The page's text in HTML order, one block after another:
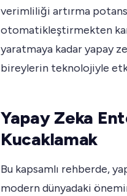
verimliliği artırma
otomatikleştirmekten
yaratmaya kadar yapay
bireylerin teknolojiyle
Yapay Zeka
Kucaklamak
Bu kapsamlı rehberde,
modern dünyadaki